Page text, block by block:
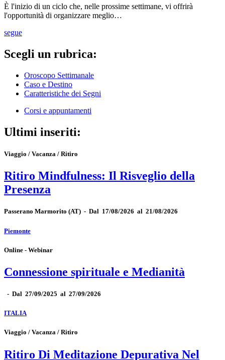
È l'inizio di un ciclo che, nelle prossime settimane, vi offrirà
l'opportunità di organizzare meglio…
segue
Scegli un rubrica:
Oroscopo Settimanale
Caso e Destino
Caratteristiche dei Segni
Corsi e appuntamenti
Ultimi inseriti:
Viaggio / Vacanza / Ritiro
Ritiro Mindfulness: Il Risveglio della
Presenza
Passerano Marmorito (AT) - Dal 17/08/2026 al 21/08/2026
Piemonte
Online - Webinar
Connessione spirituale e Medianità
- Dal 27/09/2025 al 27/09/2026
ITALIA
Viaggio / Vacanza / Ritiro
Ritiro Di Meditazione Depurativa Nel